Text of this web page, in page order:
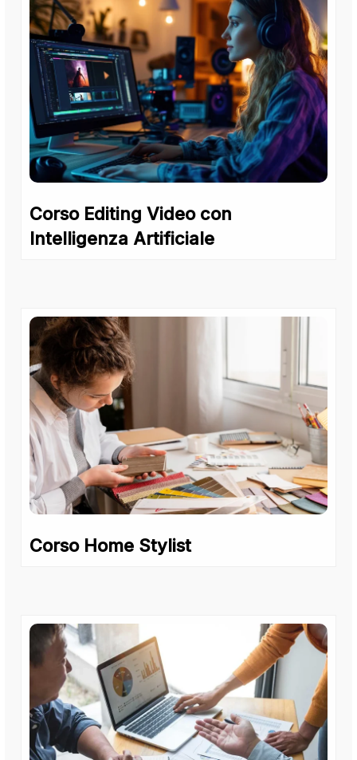
Corso Editing Video con
Intelligenza Artificiale
Corso Home Stylist